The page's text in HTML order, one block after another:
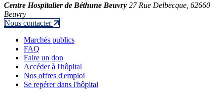
Centre Hospitalier de Béthune Beuvry 27 Rue Delbecque, 62660
Beuvry
Nous contacter
Marchés publics
FAQ
Faire un don
Accéder à l'hôpital
Nos offres d'emploi
Se repérer dans l'hôpital